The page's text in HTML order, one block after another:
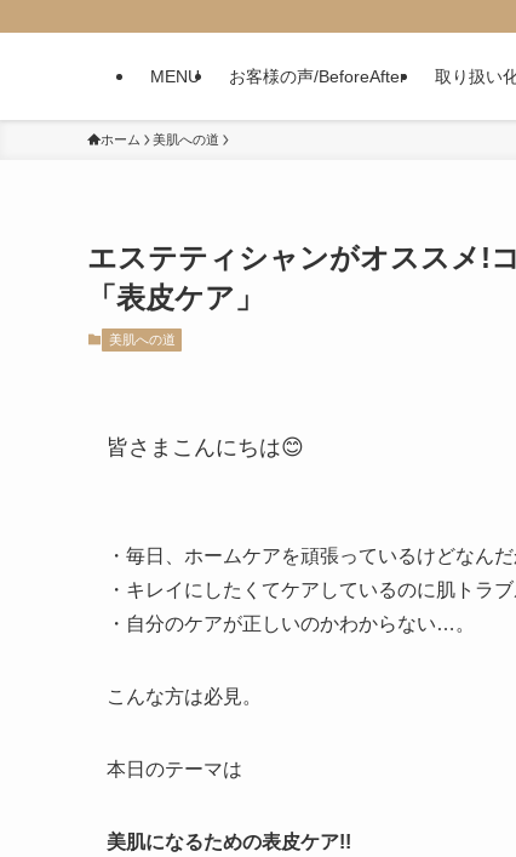
MENU お客様の声/BeforeAfter 取り扱い
ホーム 美肌への道
エステティシャンがオススメ!
「表皮ケア」
美肌への道
皆さまこんにちは😊
・毎日、ホームケアを頑張っているけどなん
・キレイにしたくてケアしているのに肌トラ
・自分のケアが正しいのかわからない…。
こんな方は必見。
本日のテーマは
美肌になるための表皮ケア!!